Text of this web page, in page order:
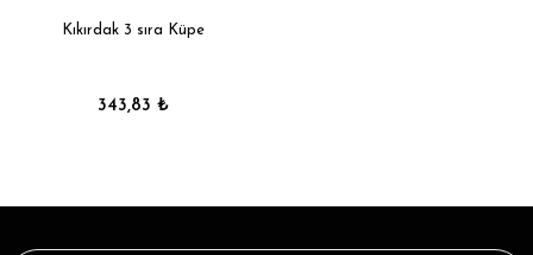
Kıkırdak 3 sıra Küpe
343,83 ₺